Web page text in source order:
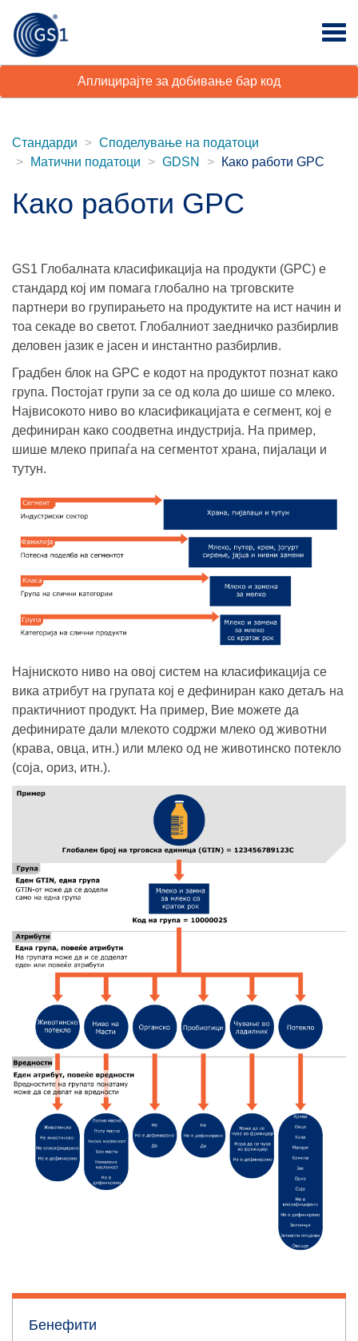
Аплицирајте за добивање бар код
Стандарди
Споделување на податоци
Матични податоци
GDSN Како работи GPC
Како работи GPC
GS1 Глобалната класификација на продукти (GPC) е
стандард кој им помага глобално на трговските
партнери во групирањето на продуктите на ист начин и
тоа секаде во светот. Глобалниот заедничко разбирлив
деловен јазик е јасен и инстантно разбирлив.
Градбен блок на GPC е кодот на продуктот познат како
група. Постојат групи за се од кола до шише со млеко.
Највисокото ниво во класификацијата е сегмент, кој е
дефиниран како соодветна индустрија. На пример,
шише млеко припаѓа на сегментот храна, пијалаци и
тутун.
Најниското ниво на овој систем на класификација се
вика атрибут на групата кој е дефиниран како детаљ на
практичниот продукт. На пример, Вие можете да
дефинирате дали млекото содржи млеко од животни
(крава, овца, итн.) или млеко од не животинско потекло
(соја, ориз, итн.).
Бенефити